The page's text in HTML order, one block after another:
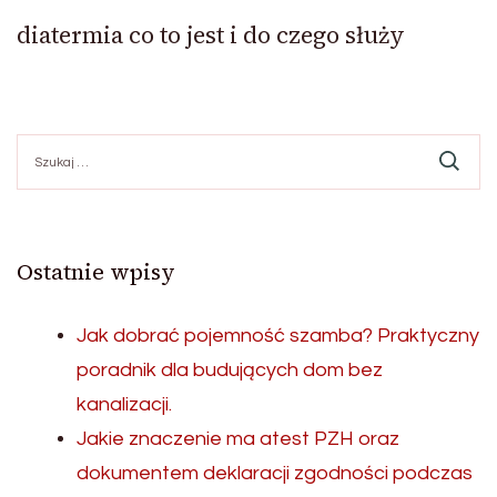
diatermia co to jest i do czego służy
Ostatnie wpisy
Jak dobrać pojemność szamba? Praktyczny
poradnik dla budujących dom bez
kanalizacji.
Jakie znaczenie ma atest PZH oraz
dokumentem deklaracji zgodności podczas